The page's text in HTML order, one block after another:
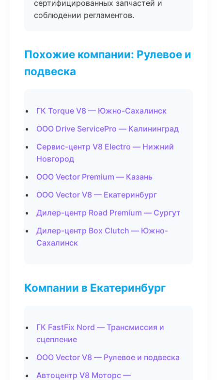
сертифицированных запчастей и
соблюдении регламентов.
Похожие компании: Рулевое и
подвеска
ГК Torque V8 — Южно-Сахалинск
ООО Drive ServicePro — Калининград
Сервис-центр V8 Electro — Нижний
Новгород
ООО Vector Premium — Казань
ООО Vector V8 — Екатеринбург
Дилер-центр Road Premium — Сургут
Дилер-центр Box Clutch — Южно-
Сахалинск
Компании в Екатеринбург
ГК FastFix Nord — Трансмиссия и
сцепление
ООО Vector V8 — Рулевое и подвеска
Автоцентр V8 Моторс —